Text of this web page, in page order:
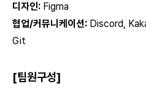
디자인: Figma
협업/커뮤니케이션: Discord,
Git
[팀원구성]